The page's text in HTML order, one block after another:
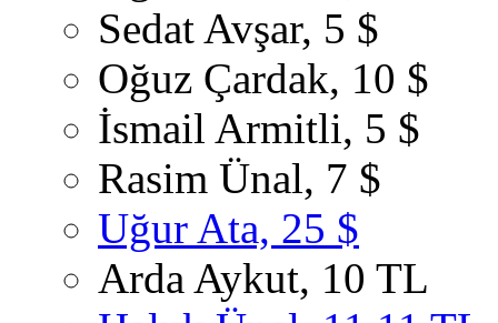
Sedat Avşar, 5 $
Oğuz Çardak, 10 $
İsmail Armitli, 5 $
Rasim Ünal, 7 $
Uğur Ata, 25 $
Arda Aykut, 10 TL